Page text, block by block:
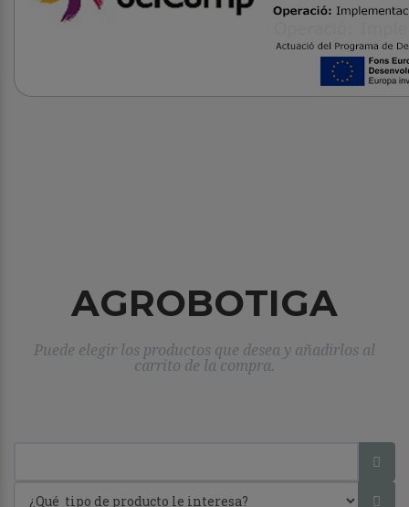
AGROBOTIGA
Puede elegir los productos que desea y añadirlos al
carrito de la compra.